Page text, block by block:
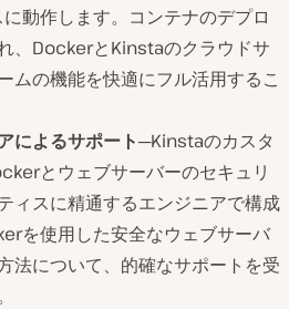
動作します。コンテナのデプロ
、DockerとKinstaのクラウドサ
ムの機能を快適にフル活用するこ
によるサポート─Kinstaのカスタ
とウェブサーバーのセキュリ
ィスに精通するエンジニアで構成
を使用した安全なウェブサーバ
法について、的確なサポートを受